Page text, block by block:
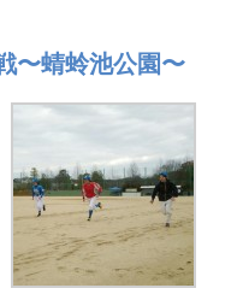
〜蜻蛉池公園〜